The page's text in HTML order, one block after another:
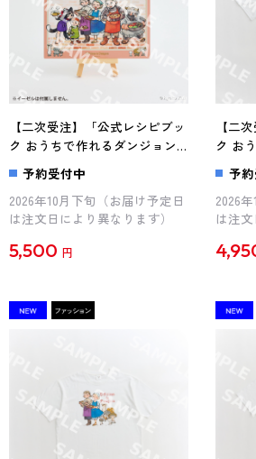
【二次受注】「公式レシピブッ
ク おうちで作れるダンジョン
飯」九井諒子描き下ろし カラ
ーイラストプレート（全員
Ver.）
予約受付中
2026年10月下旬（お届け予定日
は注文日により異なります）
5,500 円
【二
ク お
飯」
ャツ（
予
2026
は注